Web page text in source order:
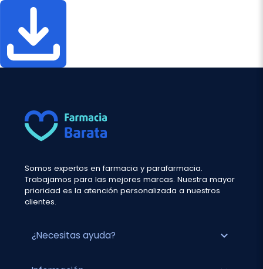
Somos expertos en farmacia y parafarmacia.
Trabajamos para las mejores marcas. Nuestra mayor
prioridad es la atención personalizada a nuestros
clientes.
¿Necesitas ayuda? expand_more